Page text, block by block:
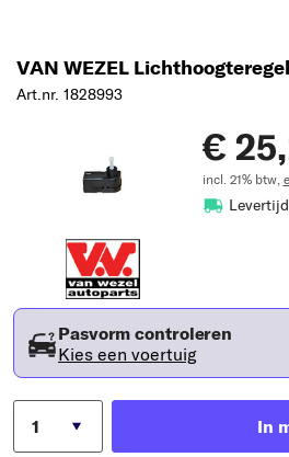
VAN WEZEL
Art.nr. 1828993
€
incl. 21% btw,
Pasvorm controleren
Kies een voertuig
In